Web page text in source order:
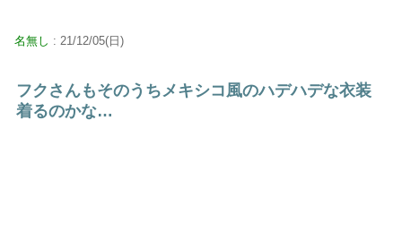
名無し : 21/12/05(日)
フクさんもそのうちメキシコ風のハデハデな衣装
着るのかな…